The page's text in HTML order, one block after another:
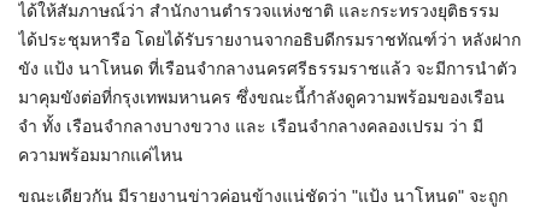
ได้ให้สัมภาษณ์ว่า สำนักงานตำรวจแห่งชาติ และกระทรวงยุติธรรม
ได้ประชุมหารือ โดยได้รับรายงานจากอธิบดีกรมราชทัณฑ์ว่า หลังฝาก
ขัง แป้ง นาโหนด ที่เรือนจำกลางนครศรีธรรมราชแล้ว จะมีการนำตัว
มาคุมขังต่อที่กรุงเทพมหานคร ซึ่งขณะนี้กำลังดูความพร้อมของเรือน
จำ ทั้ง เรือนจำกลางบางขวาง และ เรือนจำกลางคลองเปรม ว่า มี
ความพร้อมมากแค่ไหน
ขณะเดียวกัน มีรายงานข่าวค่อนข้างแน่ชัดว่า "แป้ง นาโหนด" จะถูก